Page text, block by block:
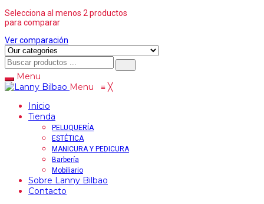
Selecciona al menos 2 productos
para comparar
Ver comparación
Menu
Menu ≡ ╳
Inicio
Tienda
PELUQUERÍA
ESTÉTICA
MANICURA Y PEDICURA
Barbería
Mobiliario
Sobre Lanny Bilbao
Contacto